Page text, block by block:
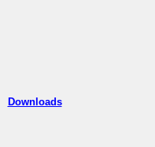
Downloads